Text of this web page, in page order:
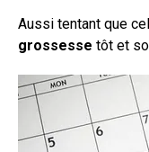
Aussi tentant que
grossesse tôt et